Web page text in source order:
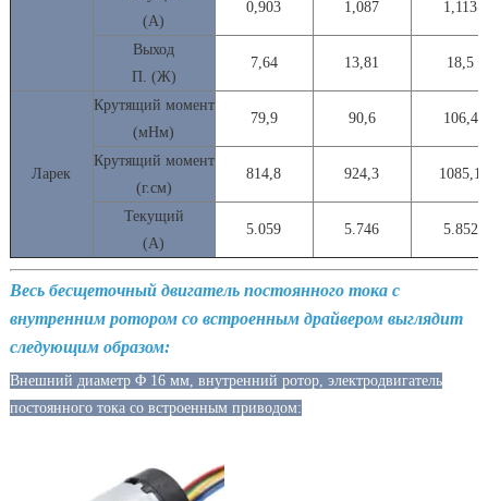
(А)
0,903 1,087 1,113
Выход
П. (Ж)
7,64 13,81 18,5
Ларек
Крутящий момент
(мНм)
79,9 90,6 106,4
Крутящий момент
(г.см)
814,8 924,3 1085,1
Текущий
(А)
5.059 5.746 5.852
Весь бесщеточный двигатель постоянного тока с
внутренним ротором со встроенным драйвером выглядит
следующим образом:
Внешний диаметр Φ 16 мм, внутренний ротор, электродвигатель
постоянного тока со встроенным приводом: